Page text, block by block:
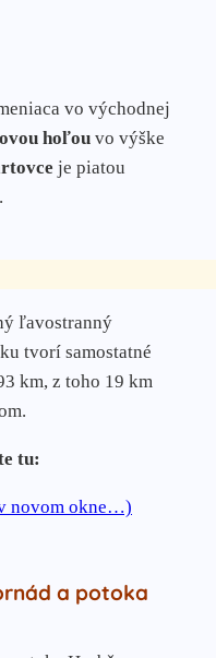
vo východnej
hoľou vo výške
je piatou
ľavostranný
tvorí samostatné
km, z toho 19 km
tu:
novom okne…)
a potoka